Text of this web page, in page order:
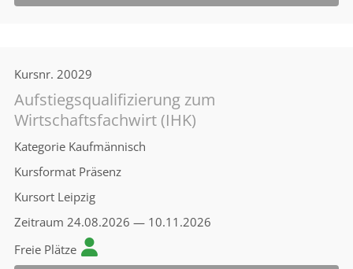
Kursnr. 20029
Aufstiegsqualifizierung zum
Wirtschaftsfachwirt (IHK)
Kategorie Kaufmännisch
Kursformat Präsenz
Kursort Leipzig
Zeitraum 24.08.2026 — 10.11.2026
Freie Plätze